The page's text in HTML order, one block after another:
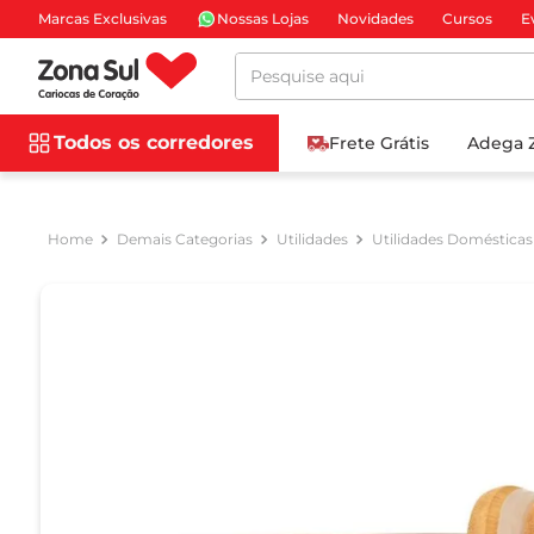
Marcas Exclusivas Nossas Lojas Novidades Cursos
Pesquise aqui
Todos os corredores Frete Grátis Adega
Demais Categorias Utilidades Utilidades Domésticas